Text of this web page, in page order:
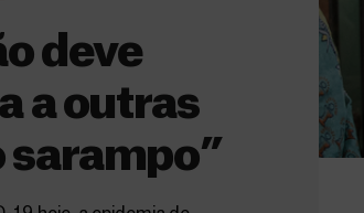
deve
a outras
sarampo”